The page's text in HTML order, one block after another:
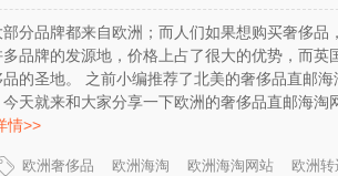
分品牌都来自欧洲；而人们如果想购买奢侈
品牌的发源地，价格上占了很大的优势，而
的圣地。 之前小编推荐了北美的奢侈品直邮
天就来和大家分享一下欧洲的奢侈品直邮海
情>>
欧洲奢侈品 欧洲海淘 欧洲海淘网站 欧洲转